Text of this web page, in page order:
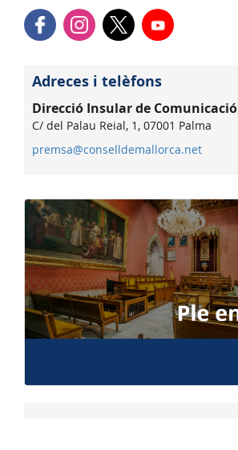
Adreces i telèfons
Direcció Insular de Comunicació
C/ del Palau Reial, 1, 07001 Palma
premsa@conselldemallorca.net